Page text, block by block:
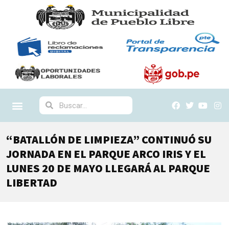
“BATALLÓN DE LIMPIEZA” CONTINUÓ SU
JORNADA EN EL PARQUE ARCO IRIS Y EL
LUNES 20 DE MAYO LLEGARÁ AL PARQUE
LIBERTAD